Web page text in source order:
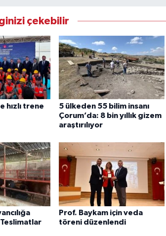
çekebilir
hızlı trene
5 ülkeden 55 bilim insanı
Çorum’da: 8 bin yıllık gizem
araştırılıyor
Prof. Baykam için veda
töreni düzenlendi